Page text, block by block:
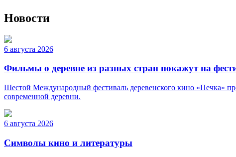
Новости
6 августа 2026
Фильмы о деревне из разных стран покажут на
Шестой Международный фестиваль деревенского кино «Печка»
современной деревни.
6 августа 2026
Символы кино и литературы